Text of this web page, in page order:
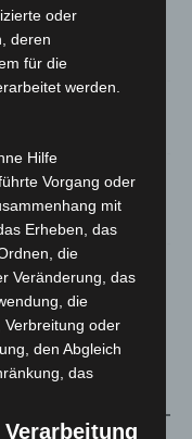
bei
Oper im
oder
deren
für die
werden.
Hilfe
Vorgang oder
mit
Erheben, das
die
Veränderung, das
die
oder
den Abgleich
das